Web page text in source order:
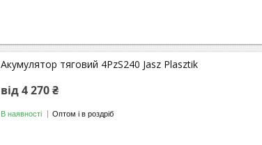
Акумулятор тяговий 4PzS240 Jasz Plasztik
від 4 270 ₴
В наявності Оптом і в роздріб